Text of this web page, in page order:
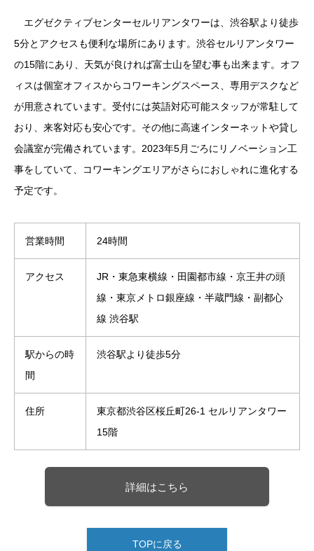
エグゼクティブセンターセルリアンタワーは、渋谷駅より徒歩
5分とアクセスも便利な場所にあります。渋谷セルリアンタワー
の15階にあり、天気が良ければ富士山を望む事も出来ます。オフ
ィスは個室オフィスからコワーキングスペース、専用デスクなど
が用意されています。受付には英語対応可能スタッフが常駐して
おり、来客対応も安心です。その他に高速インターネットや貸し
会議室が完備されています。2023年5月ごろにリノベーション工
事をしていて、コワーキングエリアがさらにおしゃれに進化する
予定です。
営業時間 24時間
アクセス
JR・東急東横線・田園都市線・京王井の頭
線・東京メトロ銀座線・半蔵門線・副都心
線 渋谷駅
駅からの時
間
渋谷駅より徒歩5分
住所
東京都渋谷区桜丘町26-1 セルリアンタワー
15階
詳細はこちら
TOPに戻る